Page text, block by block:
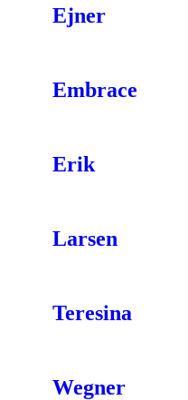
Ejner
Embrace
Erik
Larsen
Teresina
Wegner